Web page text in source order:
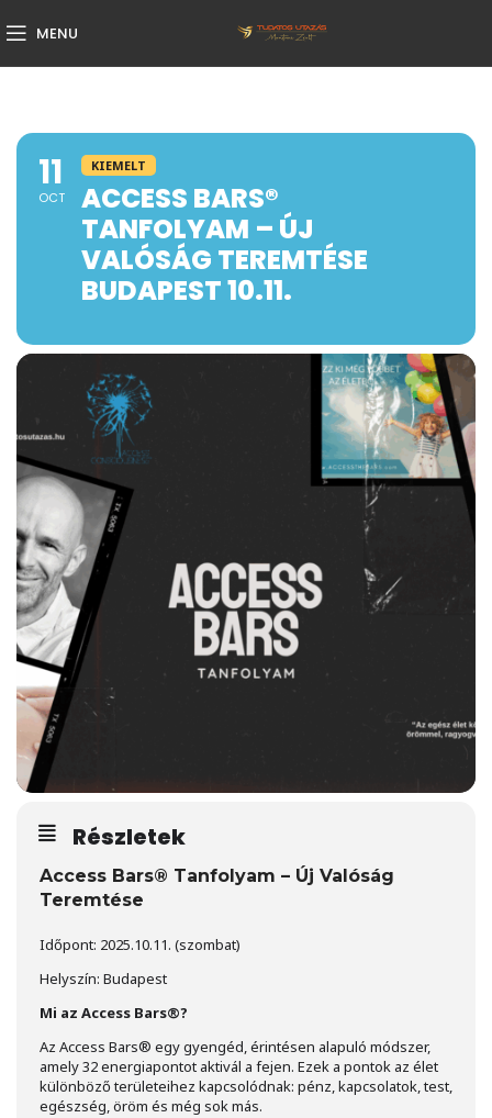
MENU
11
OCT
KIEMELT
ACCESS BARS®
TANFOLYAM – ÚJ
VALÓSÁG TEREMTÉSE
BUDAPEST 10.11.
Részletek
Access Bars® Tanfolyam – Új Valóság
Teremtése
Időpont: 2025.10.11. (szombat)
Helyszín: Budapest
Mi az Access Bars®?
Az Access Bars® egy gyengéd, érintésen alapuló módszer,
amely 32 energiapontot aktivál a fejen. Ezek a pontok az élet
különböző területeihez kapcsolódnak: pénz, kapcsolatok, test,
egészség, öröm és még sok más.